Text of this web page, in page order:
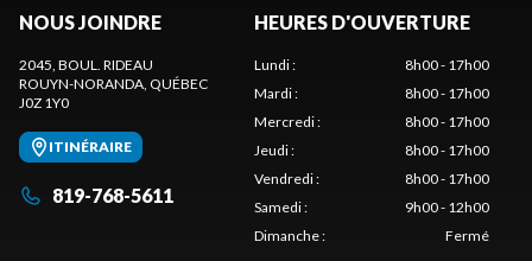
NOUS JOINDRE
2045, BOUL. RIDEAU
ROUYN-NORANDA, QUÉBEC
J0Z 1Y0
ITINÉRAIRE
819-768-5611
HEURES D'OUVERTURE
Lundi:
8h00 - 17h00
Mardi:
8h00 - 17h00
Mercredi:
8h00 - 17h00
Jeudi:
8h00 - 17h00
Vendredi:
8h00 - 17h00
Samedi:
9h00 - 12h00
Dimanche: Fermé